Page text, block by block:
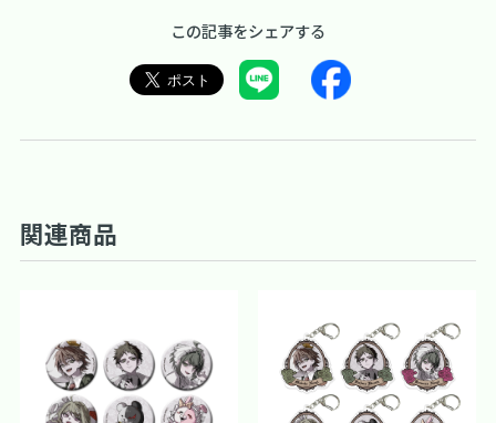
この記事をシェアする
関連商品